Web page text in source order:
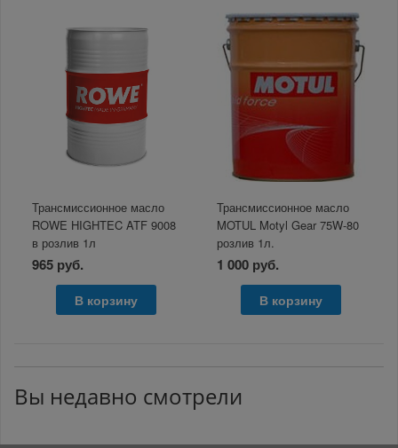
Трансмиссионное масло
ROWE HIGHTEC ATF 9008
в розлив 1л
965 руб.
В корзину
Трансмиссионное масло
MOTUL Motyl Gear 75W-80
розлив 1л.
1 000 руб.
В корзину
Вы недавно смотрели